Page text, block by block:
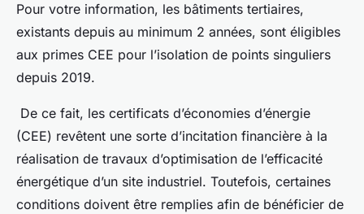
Pour votre information, les bâtiments tertiaires,
existants depuis au minimum 2 années, sont éligibles
aux primes CEE pour l’isolation de points singuliers
depuis 2019.
De ce fait, les certificats d’économies d’énergie
(CEE) revêtent une sorte d’incitation financière à la
réalisation de travaux d’optimisation de l’efficacité
énergétique d’un site industriel. Toutefois, certaines
conditions doivent être remplies afin de bénéficier de